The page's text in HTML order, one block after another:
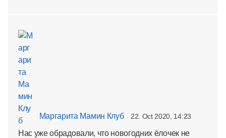
Маргарита Мамин Клуб 22. Oct 2020, 14:23
Нас уже обрадовали, что новогодних ёлочек не